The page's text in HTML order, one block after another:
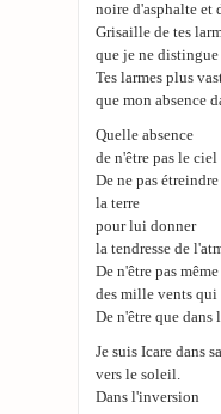
noire d'asphalte et
Grisaille de tes
que je ne
Tes larmes plus
que mon absence
Quelle absence
de n'être pas le ciel
De ne pas
la terre
pour lui donner
la tendresse de
De n'être pas
des mille vents qui
De n'être que dans
Je suis Icare dans
vers le soleil.
Dans l'inversion